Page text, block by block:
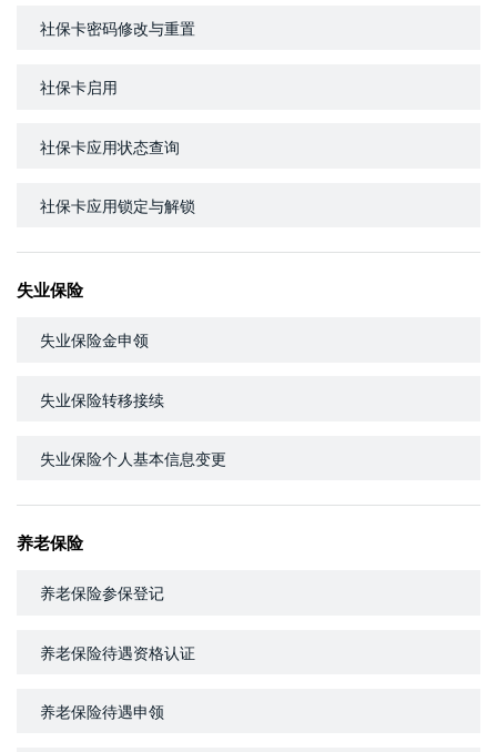
社保卡密码修改与重置
社保卡启用
社保卡应用状态查询
社保卡应用锁定与解锁
失业保险
失业保险金申领
失业保险转移接续
失业保险个人基本信息变更
养老保险
养老保险参保登记
养老保险待遇资格认证
养老保险待遇申领